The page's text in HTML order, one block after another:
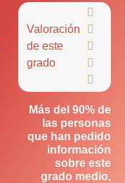
Valoración
de este
grado





Más del 90% de
las personas
que han pedido
información
sobre este
grado medio,